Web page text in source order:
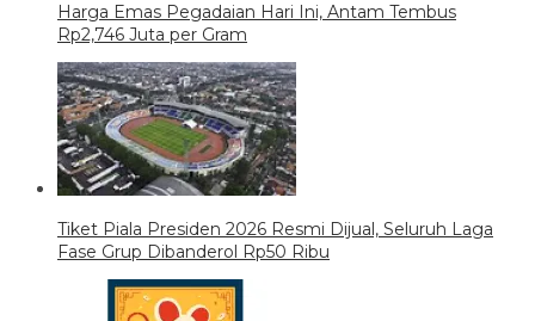
Harga Emas Pegadaian Hari Ini, Antam Tembus
Rp2,746 Juta per Gram
Tiket Piala Presiden 2026 Resmi Dijual, Seluruh Laga
Fase Grup Dibanderol Rp50 Ribu